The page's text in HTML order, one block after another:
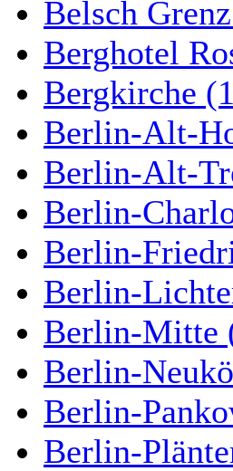
Belsch
Berghotel
Bergkirche
Berlin-Alt-
Berlin-Alt-
Berlin-
Berlin-
Berlin-
Berlin-Mitte
Berlin-
Berlin-
Berlin-